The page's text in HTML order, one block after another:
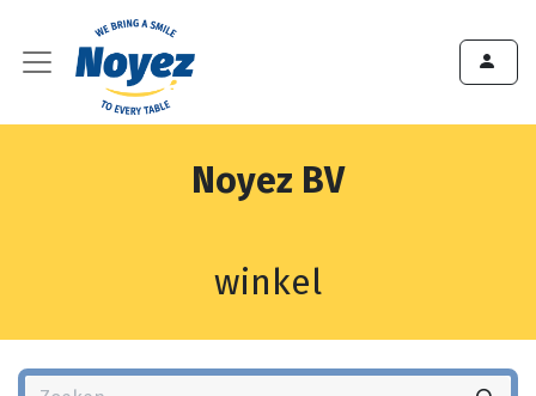
Noyez BV
winkel